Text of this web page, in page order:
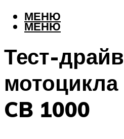
МЕНЮ
МЕНЮ
Тест-драйв
CB 1000